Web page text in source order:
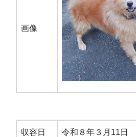
画像
収容日 令和８年３月11日